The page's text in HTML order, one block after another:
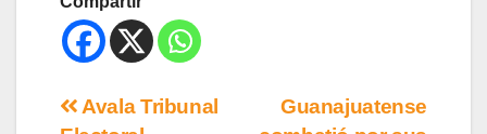
Guanajuatense
Avala Tribunal